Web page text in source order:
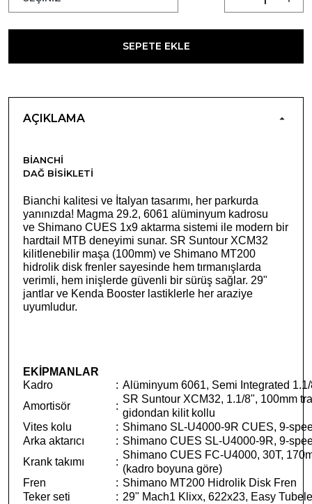
SEPETE EKLE
AÇIKLAMA
BIANCHI
DAĞ BISIKLETI
Bianchi kalitesi ve İtalyan tasarımı, her parkurda
yanınızda! Magma 29.2, 6061 alüminyum kadrosu
ve Shimano CUES 1x9 aktarma sistemi ile modern bir
hardtail MTB deneyimi sunar. SR Suntour XCM32
kilitlenebilir maşa (100mm) ve Shimano MT200
hidrolik disk frenler sayesinde hem tırmanışlarda
verimli, hem inişlerde güvenli bir sürüş sağlar. 29"
jantlar ve Kenda Booster lastiklerle her araziye
uyumludur.
EKİPMANLAR
Kadro
: Alüminyum 6061, Semi Integrated
Amortisör
:
SR Suntour XCM32, 1.1/8", 100mm
gidondan kilit kollu
Vites kolu
: Shimano SL-U4000-9R CUES, 9-
Arka aktarıcı
: Shimano CUES SL-U4000-9R, 9-
Krank takımı
:
Shimano CUES FC-U4000, 30T,
(kadro boyuna göre)
Fren
: Shimano MT200 Hidrolik Disk Fren
Teker seti
: 29" Mach1 Klixx, 622x23, Easy